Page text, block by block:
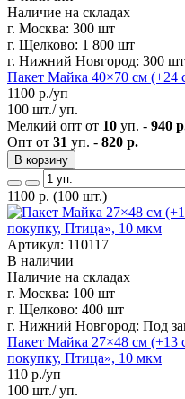
Наличие на складах
г. Москва: 300 шт
г. Щелково: 1 800 шт
г. Нижний Новгород: 300 шт
Пакет Майка 40×70 см (+24
1100 р./уп
100 шт./ уп.
Мелкий опт от 10 уп. - 940
Опт от 31 уп. - 820 р.
В корзину
1100 р. (100 шт.)
Артикул: 110117
В наличии
Наличие на складах
г. Москва: 100 шт
г. Щелково: 400 шт
г. Нижний Новгород: Под
Пакет Майка 27×48 см (+13
покупку, Птица», 10 мкм
110 р./уп
100 шт./ уп.